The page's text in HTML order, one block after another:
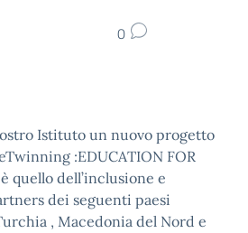
0
Istituto un nuovo progetto
:EDUCATION FOR
è quello dell’inclusione e
dei seguenti paesi
, Macedonia del Nord e